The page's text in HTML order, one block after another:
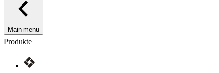
Main menu
Produkte